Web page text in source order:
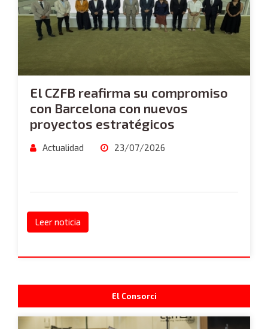
El CZFB reafirma su compromiso
con Barcelona con nuevos
proyectos estratégicos
Actualidad 23/07/2026
Leer noticia
El Consorci